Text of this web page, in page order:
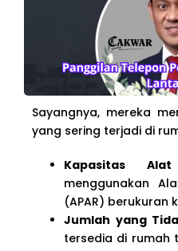
Sayangnya, mereka
yang sering terjadi di
Kapasitas Alat
menggunakan
(APAR) berukuran
Jumlah yang
tersedia di rumah